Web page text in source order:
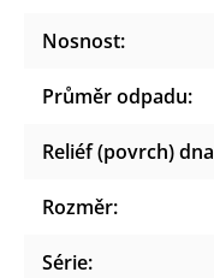
Nosnost:
Průměr odpadu:
Reliéf (povrch) dna
Rozměr:
Série: